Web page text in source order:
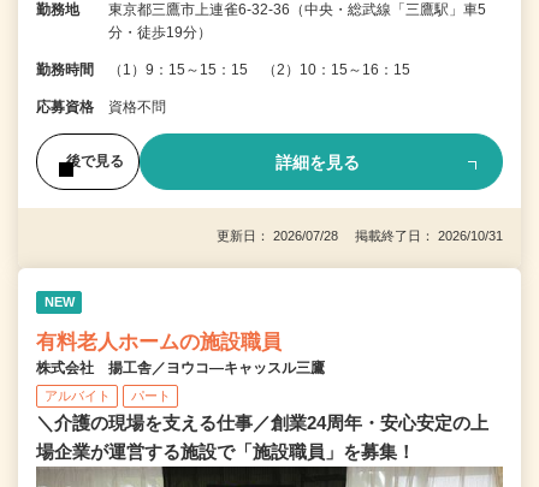
勤務地
東京都三鷹市上連雀6-32-36（中央・総武線「三鷹駅」車5
分・徒歩19分）
勤務時間 （1）9：15～15：15 （2）10：15～16：15
応募資格 資格不問
後で見る 詳細を見る
更新日： 2026/07/28 掲載終了日： 2026/10/31
NEW
有料老人ホームの施設職員
株式会社 揚工舎／ヨウコ―キャッスル三鷹
アルバイト パート
＼介護の現場を支える仕事／創業24周年・安心安定の上
場企業が運営する施設で「施設職員」を募集！